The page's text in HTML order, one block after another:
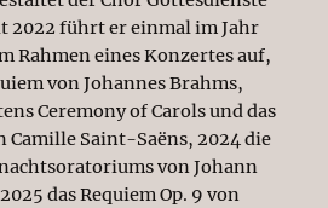
2022 führt er einmal im Jahr
Rahmen eines Konzertes auf,
von Johannes Brahms,
Ceremony of Carols und das
Camille Saint-Saëns, 2024 die
von Johann
das Requiem Op. 9 von